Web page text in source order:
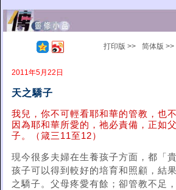
打印版 >> 简体版 >>
2011年5月22日
天之驕子
我兒，你不可輕看耶和華的管教，也
因為耶和華所愛的，祂必責備，正如
子。（箴三11至12）
現今很多夫婦在生養孩子方面，都「
孩子可以得到較好的培育和照顧，結
之驕子。父母疼愛有餘；卻管教不足